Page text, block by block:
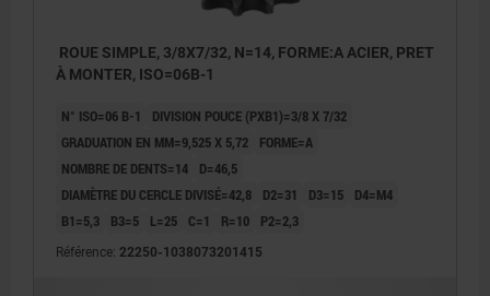
ROUE SIMPLE, 3/8X7/32, N=14, FORME:A ACIER, PRET
À MONTER, ISO=06B-1
N° ISO=06 B-1
DIVISION POUCE (PXB1)=3/8 X 7/32
GRADUATION EN MM=9,525 X 5,72
FORME=A
NOMBRE DE DENTS=14
D=46,5
DIAMÈTRE DU CERCLE DIVISÉ=42,8
D2=31 D3=15
D4=M4
B1=5,3
B3=5 L=25 C=1 R=10 P2=2,3
Référence: 22250-1038073201415